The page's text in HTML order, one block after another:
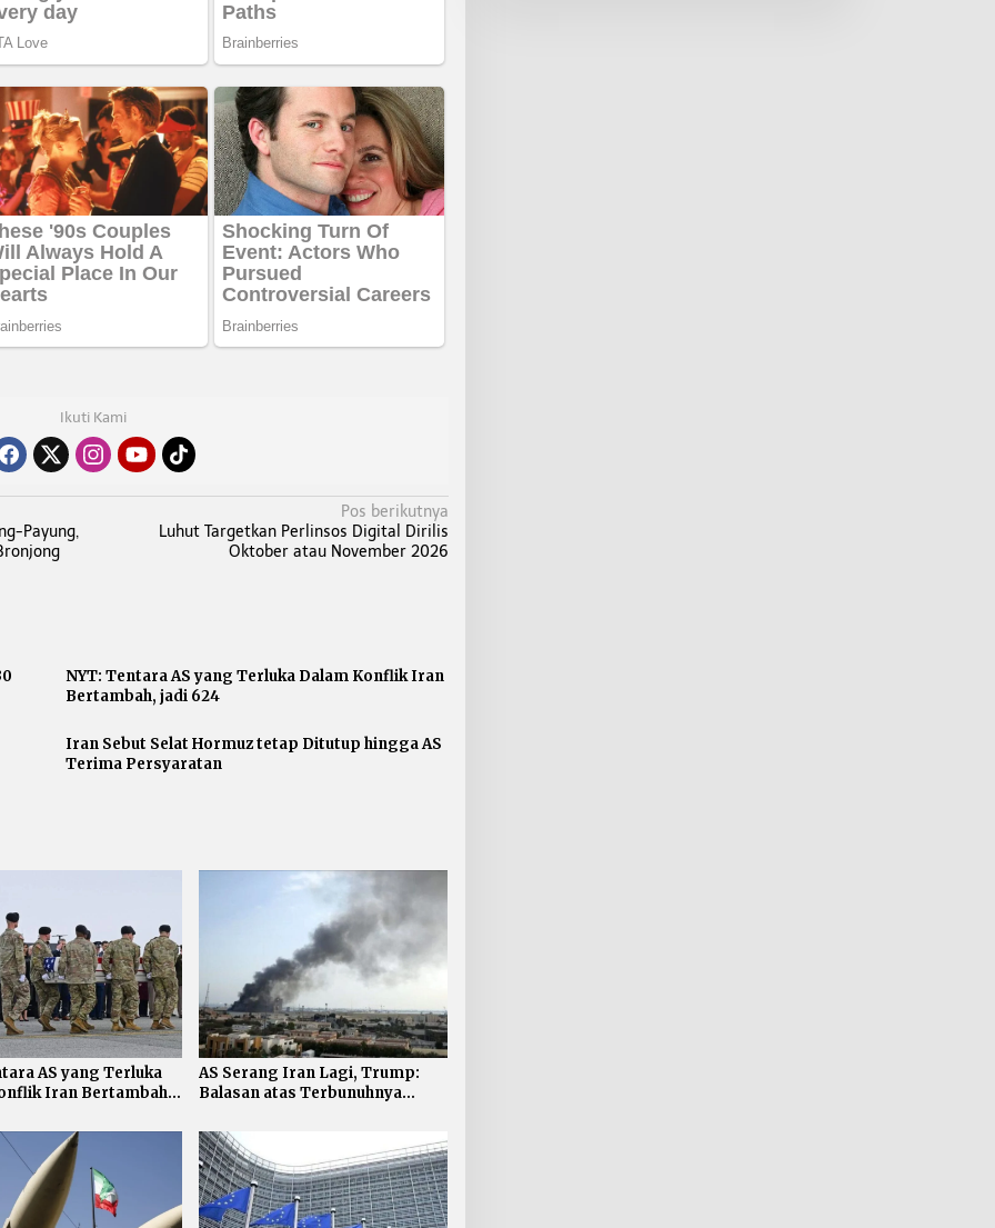
Ikuti Kami
Payung,
Pos berikutnya
Luhut Targetkan Perlinsos Digital Dirilis
Oktober atau November 2026
NYT: Tentara AS yang Terluka Dalam Konflik Iran
Bertambah, jadi 624
Iran Sebut Selat Hormuz tetap Ditutup hingga AS
Terima Persyaratan
AS yang Terluka
Iran Bertambah,
AS Serang Iran Lagi, Trump:
Balasan atas Terbunuhnya